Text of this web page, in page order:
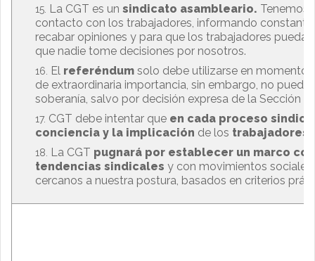
La CGT es un sindicato asambleario. Tenemos
contacto con los trabajadores, informando
recabar opiniones y para que los trabajadores
que nadie tome decisiones por nosotros.
El referéndum solo debe utilizarse en
de extraordinaria importancia, sin embargo, no
soberanía, salvo por decisión expresa de la Sección
CGT debe intentar que en cada proceso
conciencia y la implicación de los trabajadores
La CGT pugnará por establecer un marco
tendencias sindicales y con movimientos
cercanos a nuestra postura, basados en criterios